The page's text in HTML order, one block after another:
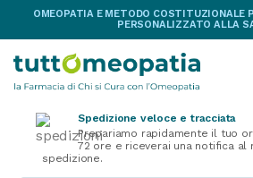
OMEOPATIA E METODO COSTITUZIONALE
PERSONALIZZATO ALLA
Spedizione veloce e tracciata
Prepariamo rapidamente il tuo
72 ore e riceverai una notifica al
spedizione.